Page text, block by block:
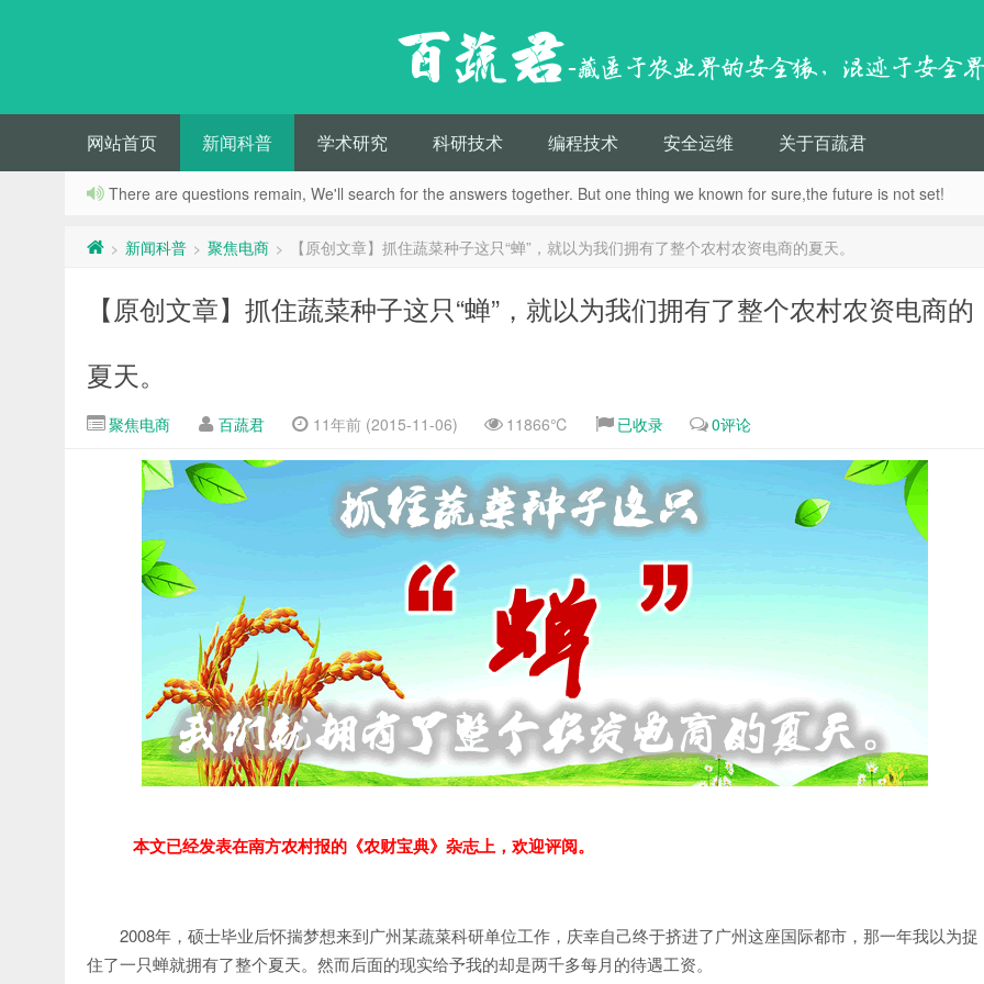
百蔬君-藏匿于农业界的安全猿，混迹于安全
网站首页 新闻科普 学术研究 科研技术 编程技术 安全运维 关于百蔬君
There are questions remain, We'll search for the answers together. But one thing we known for sure,the future is not set!
> 新闻科普 > 聚焦电商 > 【原创文章】抓住蔬菜种子这只“蝉”，就以为我们拥有了整个农村农资电商的夏天。
【原创文章】抓住蔬菜种子这只“蝉”，就以为我们拥有了整个农村农资电商的
夏天。
聚焦电商 百蔬君 11年前 (2015-11-06) 11866℃ 已收录 0评论
本文已经发表在南方农村报的《农财宝典》杂志上，欢迎评阅。
2008年，硕士毕业后怀揣梦想来到广州某蔬菜科研单位工作，庆幸自己终于挤进了广州这座国际都市，那一年我以为捉
住了一只蝉就拥有了整个夏天。然而后面的现实给予我的却是两千多每月的待遇工资。